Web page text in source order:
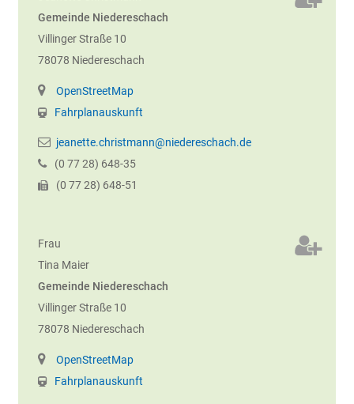
Gemeinde Niedereschach
Villinger Straße 10
78078 Niedereschach
OpenStreetMap
Fahrplanauskunft
jeanette.christmann@niedereschach.de
(0 7728) 648-35
(0 7728) 648-51
Frau
Tina Maier
Gemeinde Niedereschach
Villinger Straße 10
78078 Niedereschach
OpenStreetMap
Fahrplanauskunft